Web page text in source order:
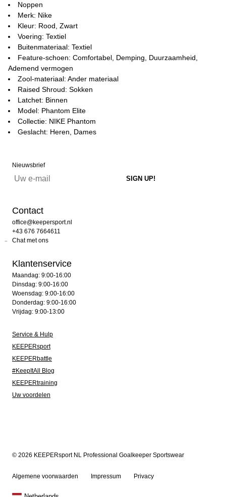
Noppen
Merk: Nike
Kleur: Rood, Zwart
Voering: Textiel
Buitenmateriaal: Textiel
Feature-schoen: Comfortabel, Demping, Duurzaamheid,
Ademend vermogen
Zool-materiaal: Ander materiaal
Raised Shroud: Sokken
Latchet: Binnen
Model: Phantom Elite
Collectie: NIKE Phantom
Geslacht: Heren, Dames
Nieuwsbrief
Contact
office@keepersport.nl
+43 676 7664611
Chat met ons
Klantenservice
Maandag: 9:00-16:00
Dinsdag: 9:00-16:00
Woensdag: 9:00-16:00
Donderdag: 9:00-16:00
Vrijdag: 9:00-13:00
Service & Hulp
KEEPERsport
KEEPERbattle
#KeepItAll Blog
KEEPERtraining
Uw voordelen
© 2026 KEEPERsport NL Professional Goalkeeper Sportswear
Algemene voorwaarden Impressum Privacy